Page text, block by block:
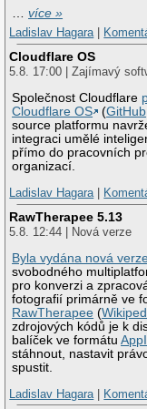
…více »
Ladislav Hagara|
Cloudflare OS
5.8. 17:00 | Zajímavý
Společnost Cloudflare
Cloudflare OS
(GitHub
source platformu
integraci umělé
přímo do pracovních
organizací.
Ladislav Hagara|
RawTherapee 5.13
5.8. 12:44 | Nová verze
Byla vydána nová
svobodného
pro konverzi a
fotografií primárně ve
RawTherapee (
zdrojových kódů je k
balíček ve formátu
stáhnout, nastavit
spustit.
Ladislav Hagara|